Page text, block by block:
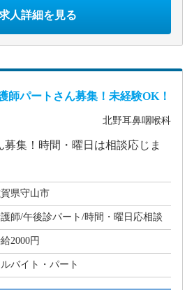
人詳細を見る
師パートさん募集！未経験OK！
北野耳鼻咽喉科
集！時間・曜日は相談応じま
県守山市
師/午後診パート/時間・曜日応相談
2000円
バイト・パート